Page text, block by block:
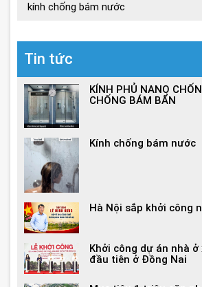
kính chống bám nước
Tin tức
KÍNH PHỦ NANO
CHỐNG BÁM BẨN
Kính chống bám nước
Hà Nội sắp khởi công
Khởi công dự án nhà
đầu tiên ở Đồng Nai